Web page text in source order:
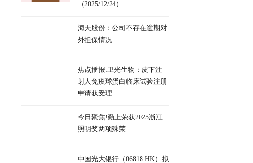
（2025/12/24）
海天股份：公司不存在逾期对
外担保情况
焦点播报:卫光生物：皮下注
射人免疫球蛋白临床试验注册
申请获受理
今日聚焦!勤上荣获2025浙江
照明奖两项殊荣
中国光大银行（06818.HK）拟